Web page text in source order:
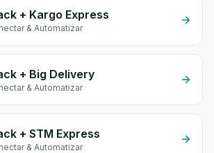
+ Kargo Express
& Automatizar
+ Big Delivery
& Automatizar
+ STM Express
& Automatizar